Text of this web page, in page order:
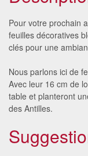
Pour votre prochain
feuilles décoratives
clés pour une
Nous parlons ici de
Avec leur 16 cm de
table et planteront
des Antilles.